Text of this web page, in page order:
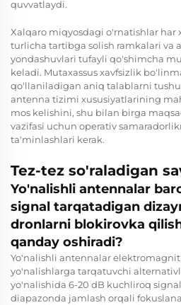
quvvatlaydi.
Xalqaro miqyosdagi o'rnatishlar har
turlicha tartibga solish ramkalari va
yondashuvlari tufayli qo'shimcha
keladi. Mutaxassus xavfsizlik
qo'llaniladigan aniq talablarni
antenna tizimi xususiyatlarining
mos kelishini, shu bilan birga
vazifasi uchun operativ
ta'minlashlari kerak.
Tez-tez so'raladigan
Yo'nalishli antennalar
signal tarqatadigan
dronlarni blokirovka
qanday oshiradi?
Yo'nalishli antennalar
yo'nalishlarga tarqatuvchi
yo'nalishida 6-20 dB kuchliroq
diapazonda jamlash orqali